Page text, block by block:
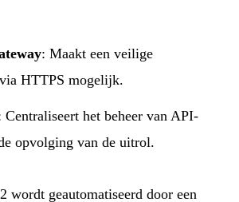
: Maakt een veilige
HTTPS mogelijk.
Centraliseert het beheer van API-
opvolging van de uitrol.
wordt geautomatiseerd door een